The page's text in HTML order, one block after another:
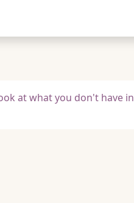
at what you don't have in